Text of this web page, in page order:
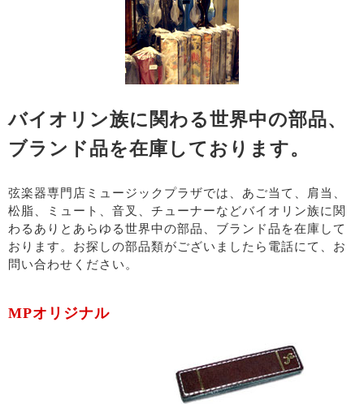
バイオリン族に関わる世界中の部品、
ブランド品を在庫しております。
弦楽器専門店ミュージックプラザでは、あご当て、肩当、
松脂、ミュート、音叉、チューナーなどバイオリン族に関
わるありとあらゆる世界中の部品、ブランド品を在庫して
おります。お探しの部品類がございましたら電話にて、お
問い合わせください。
MPオリジナル